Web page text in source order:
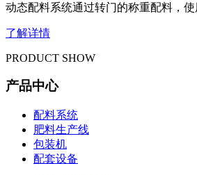
动态配料系统通过转门的称重配料，
了解详情
PRODUCT SHOW
产品中心
配料系统
肥料生产线
包装机
配套设备